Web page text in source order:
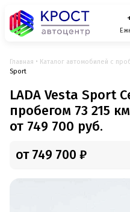
Главная Каталог автомобилей с
Sport
LADA Vesta Sport
пробегом 73 215
от 749 700 руб.
от 749 700 ₽